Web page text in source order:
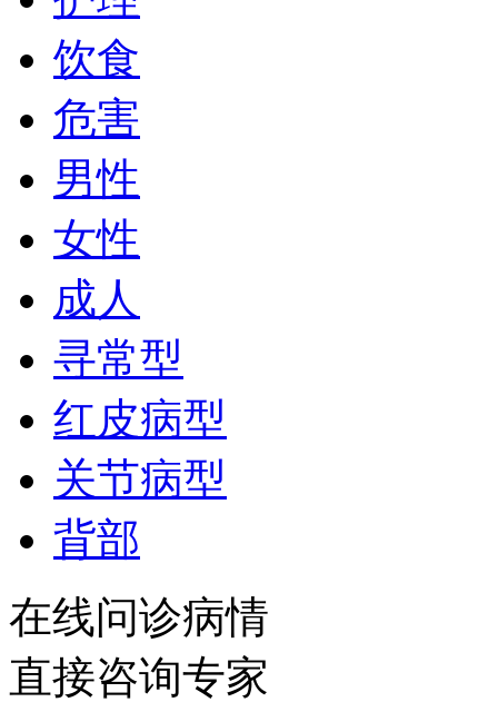
饮食
危害
男性
女性
成人
寻常型
红皮病型
关节病型
背部
在线问诊病情
直接咨询专家